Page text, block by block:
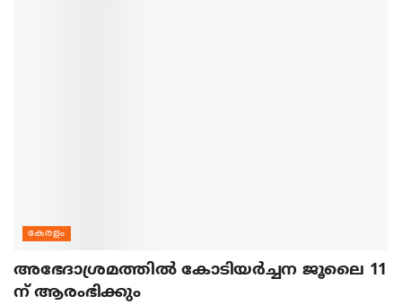
കേരളം
അഭേദാശ്രമത്തില്‍ കോടിയര്‍ച്ചന ജൂലൈ 11
ന് ആരംഭിക്കും